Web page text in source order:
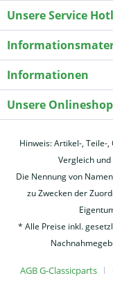
Unsere Service
Informationen
Unsere
Hinweis: Artikel-, Teile-
Vergleich
Die Nennung von
zu Zwecken der
* Alle Preise inkl.
AGB G-Classicparts